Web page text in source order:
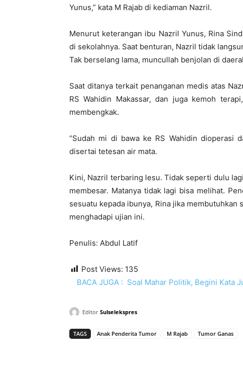
Yunus,” kata M Rajab di kediaman Nazril.
Menurut keterangan ibu Nazril Yunus, Rina
di sekolahnya. Saat benturan, Nazril tidak
Tak berselang lama, muncullah benjolan di
Saat ditanya terkait penanganan medis atas
RS Wahidin Makassar, dan juga kemoh
membengkak.
“Sudah mi di bawa ke RS Wahidin dioperasi
disertai tetesan air mata.
Kini, Nazril terbaring lesu. Tidak seperti dulu
membesar. Matanya tidak lagi bisa melihat.
sesuatu kepada ibunya, Rina jika membutuhkan
menghadapi ujian ini.
Penulis: Abdul Latif
Post Views: 135
BACA JUGA : Soal Mahar Politik, Begini Kata
Editor Sulselekspres
TAGS Anak Penderita Tumor M Rajab Tumor Ganas